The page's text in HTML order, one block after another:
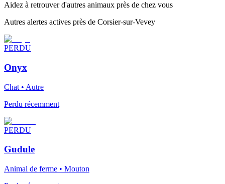
Aidez à retrouver d'autres animaux près de chez vous
Autres alertes actives près de Corsier-sur-Vevey
PERDU
Onyx
Chat • Autre
Perdu récemment
PERDU
Gudule
Animal de ferme • Mouton